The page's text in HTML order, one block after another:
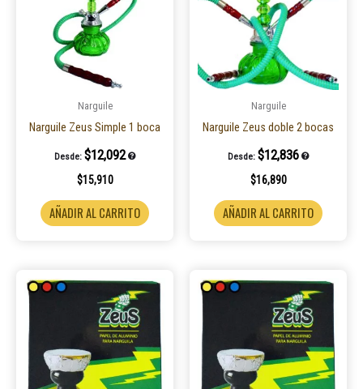
Narguile
Narguile Zeus Simple 1 boca
Desde: $12,092
$15,910
AÑADIR AL CARRITO
Narguile
Narguile Zeus doble 2 bocas
Desde: $12,836
$16,890
AÑADIR AL CARRITO